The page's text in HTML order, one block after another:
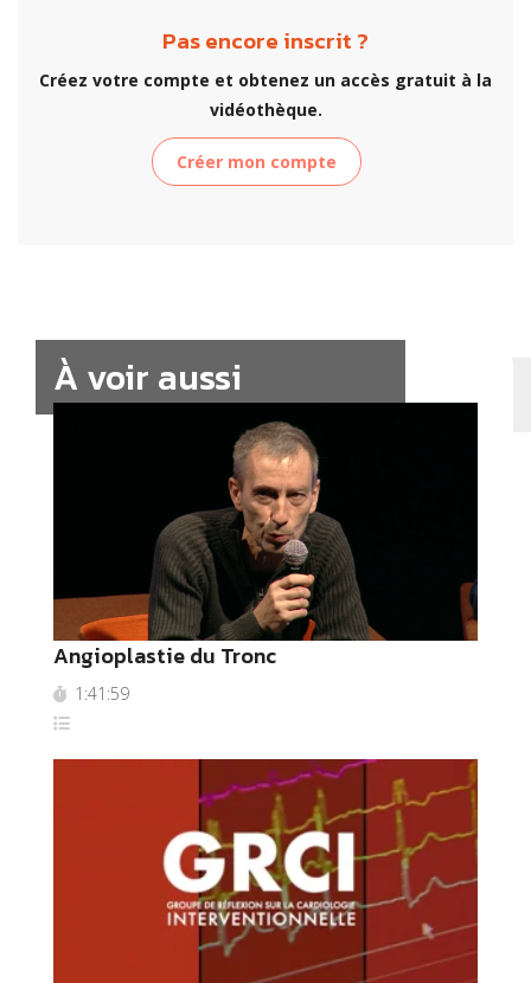
Pas encore inscrit ?
Créez votre compte et obtenez un accès gratuit à la
vidéothèque.
Créer mon compte
À voir aussi
Angioplastie du Tronc
1:41:59